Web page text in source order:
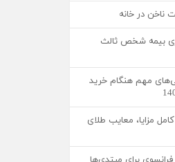
ناخن در خانه
بیمه شخص ثالث
مهم هنگام خرید
مزایا، معایب طلای